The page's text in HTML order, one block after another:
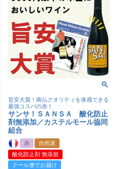
旨安大賞！南仏クオリティを体感できる
最強コスパの赤！
サンサ！ＳＡＮＳＡ 酸化防止
剤無添加／カステルモール協同
組合
赤
自然派
酸化防止剤 無添加
クール便でお届け